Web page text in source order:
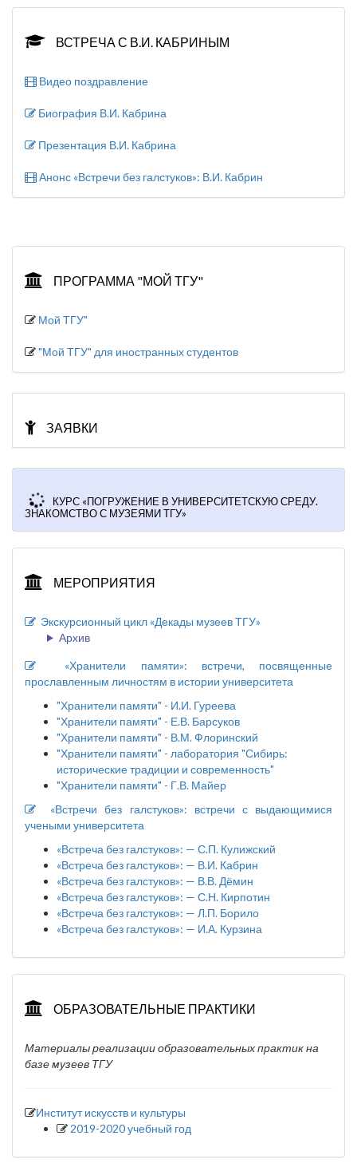
ВСТРЕЧА С В.И. КАБРИНЫМ
Видео поздравление
Биография В.И. Кабрина
Презентация В.И. Кабрина
Анонс «Встречи без галстуков»: В.И. Кабрин
ПРОГРАММА "МОЙ ТГУ"
Мой ТГУ"
"Мой ТГУ" для иностранных студентов
ЗАЯВКИ
КУРС «ПОГРУЖЕНИЕ В УНИВЕРСИТЕТСКУЮ СРЕДУ.
ЗНАКОМСТВО С МУЗЕЯМИ ТГУ»
МЕРОПРИЯТИЯ
Экскурсионный цикл «Декады музеев ТГУ»
Архив
«Хранители памяти»: встречи, посвященные
прославленным личностям в истории университета
"Хранители памяти" - И.И. Гуреева
"Хранители памяти" - Е.В. Барсуков
"Хранители памяти" - В.М. Флоринский
"Хранители памяти" - лаборатория "Сибирь:
исторические традиции и современность"
"Хранители памяти" - Г.В. Майер
«Встречи без галстуков»: встречи с выдающимися
учеными университета
«Встреча без галстуков»: — С.П. Кулижский
«Встреча без галстуков»: — В.И. Кабрин
«Встреча без галстуков»: — В.В. Дёмин
«Встреча без галстуков»: — С.Н. Кирпотин
«Встреча без галстуков»: — Л.П. Борило
«Встреча без галстуков»: — И.А. Курзина
ОБРАЗОВАТЕЛЬНЫЕ ПРАКТИКИ
Материалы реализации образовательных практик на
базе музеев ТГУ
Институт искусств и культуры
2019-2020 учебный год